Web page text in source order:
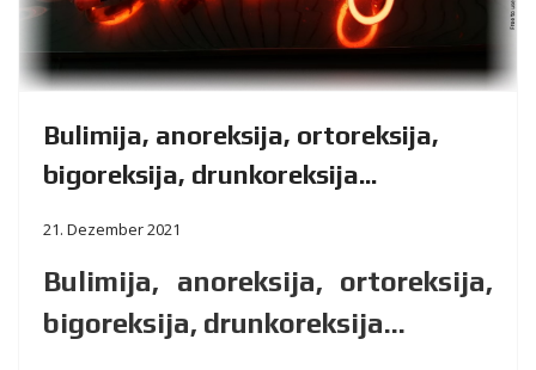
Bulimija, anoreksija, ortoreksija,
bigoreksija, drunkoreksija...
21. Dezember 2021
Bulimija, anoreksija, ortoreksija,
bigoreksija, drunkoreksija...